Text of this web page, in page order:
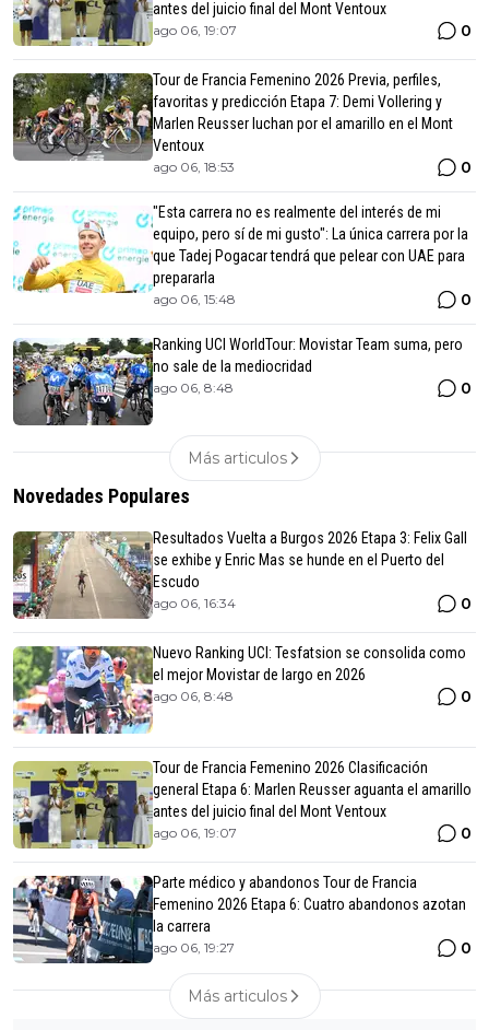
antes del juicio final del Mont Ventoux
ago 06, 19:07 0
Tour de Francia Femenino 2026 Previa, perfiles,
favoritas y predicción Etapa 7: Demi Vollering y
Marlen Reusser luchan por el amarillo en el Mont
Ventoux
ago 06, 18:53 0
"Esta carrera no es realmente del interés de mi
equipo, pero sí de mi gusto": La única carrera por la
que Tadej Pogacar tendrá que pelear con UAE para
prepararla
ago 06, 15:48 0
Ranking UCI WorldTour: Movistar Team suma, pero
no sale de la mediocridad
ago 06, 8:48 0
Más articulos
Novedades Populares
Resultados Vuelta a Burgos 2026 Etapa 3: Felix Gall
se exhibe y Enric Mas se hunde en el Puerto del
Escudo
ago 06, 16:34 0
Nuevo Ranking UCI: Tesfatsion se consolida como
el mejor Movistar de largo en 2026
ago 06, 8:48 0
Tour de Francia Femenino 2026 Clasificación
general Etapa 6: Marlen Reusser aguanta el amarillo
antes del juicio final del Mont Ventoux
ago 06, 19:07 0
Parte médico y abandonos Tour de Francia
Femenino 2026 Etapa 6: Cuatro abandonos azotan
la carrera
ago 06, 19:27 0
Más articulos